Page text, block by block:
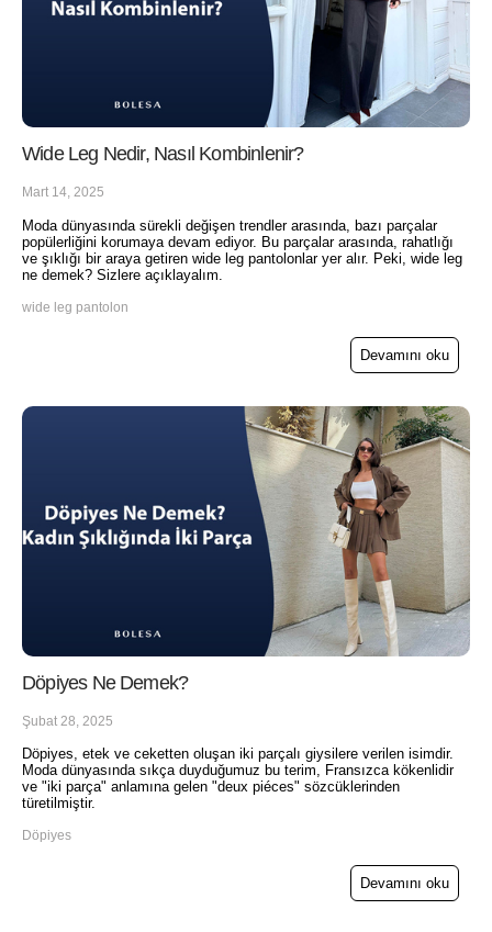
Wide Leg Nedir, Nasıl Kombinlenir?
Mart 14, 2025
Moda dünyasında sürekli değişen trendler arasında, bazı parçalar
popülerliğini korumaya devam ediyor. Bu parçalar arasında, rahatlığı
ve şıklığı bir araya getiren wide leg pantolonlar yer alır. Peki, wide leg
ne demek? Sizlere açıklayalım.
wide leg pantolon
Devamını oku
Döpiyes Ne Demek?
Şubat 28, 2025
Döpiyes, etek ve ceketten oluşan iki parçalı giysilere verilen isimdir.
Moda dünyasında sıkça duyduğumuz bu terim, Fransızca kökenlidir
ve "iki parça" anlamına gelen "deux piéces" sözcüklerinden
türetilmiştir.
Döpiyes
Devamını oku